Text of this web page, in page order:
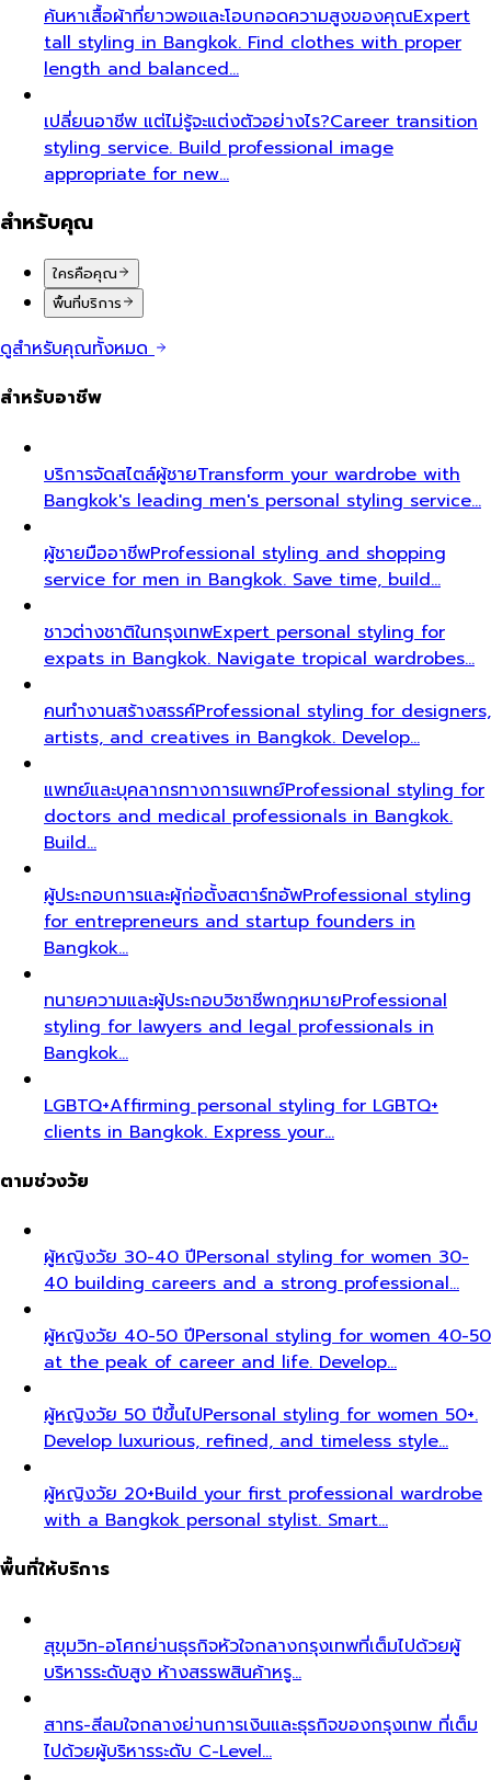
ค้นหาเสื้อผ้าที่ยาวพอและโอบกอดความสูงของคุณExpert
tall styling in Bangkok. Find clothes with proper
length and balanced…
เปลี่ยนอาชีพ แต่ไม่รู้จะแต่งตัวอย่างไร?Career transition
styling service. Build professional image
appropriate for new…
สำหรับคุณ
ใครคือคุณ
พื้นที่บริการ
ดูสำหรับคุณทั้งหมด
สำหรับอาชีพ
บริการจัดสไตล์ผู้ชายTransform your wardrobe with
Bangkok's leading men's personal styling service…
ผู้ชายมืออาชีพProfessional styling and shopping
service for men in Bangkok. Save time, build…
ชาวต่างชาติในกรุงเทพExpert personal styling for
expats in Bangkok. Navigate tropical wardrobes…
คนทำงานสร้างสรรค์Professional styling for designers,
artists, and creatives in Bangkok. Develop…
แพทย์และบุคลากรทางการแพทย์Professional styling for
doctors and medical professionals in Bangkok.
Build…
ผู้ประกอบการและผู้ก่อตั้งสตาร์ทอัพProfessional styling
for entrepreneurs and startup founders in
Bangkok…
ทนายความและผู้ประกอบวิชาชีพกฎหมายProfessional
styling for lawyers and legal professionals in
Bangkok…
LGBTQ+Affirming personal styling for LGBTQ+
clients in Bangkok. Express your…
ตามช่วงวัย
ผู้หญิงวัย 30-40 ปีPersonal styling for women 30-
40 building careers and a strong professional…
ผู้หญิงวัย 40-50 ปีPersonal styling for women 40-50
at the peak of career and life. Develop…
ผู้หญิงวัย 50 ปีขึ้นไปPersonal styling for women 50+.
Develop luxurious, refined, and timeless style…
ผู้หญิงวัย 20+Build your first professional wardrobe
with a Bangkok personal stylist. Smart…
พื้นที่ให้บริการ
สุขุมวิท-อโศกย่านธุรกิจหัวใจกลางกรุงเทพที่เต็มไปด้วยผู้
บริหารระดับสูง ห้างสรรพสินค้าหรู…
สาทร-สีลมใจกลางย่านการเงินและธุรกิจของกรุงเทพ ที่เต็ม
ไปด้วยผู้บริหารระดับ C-Level…